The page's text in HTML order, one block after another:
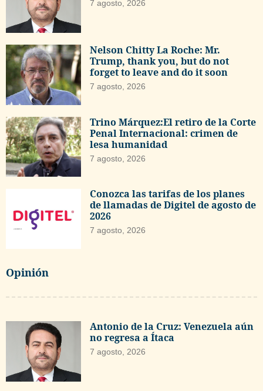
7 agosto, 2026
Nelson Chitty La Roche: Mr.
Trump, thank you, but do not
forget to leave and do it soon
7 agosto, 2026
Trino Márquez:El retiro de la Corte
Penal Internacional: crimen de
lesa humanidad
7 agosto, 2026
Conozca las tarifas de los planes
de llamadas de Digitel de agosto de
2026
7 agosto, 2026
Opinión
Antonio de la Cruz: Venezuela aún
no regresa a Ítaca
7 agosto, 2026